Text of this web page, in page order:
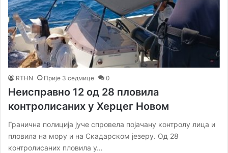
RTHN Прије 3 седмице 0
Неисправно 12 од 28 пловила
контролисаних у Херцег Новом
Гранична полиција јуче спровела појачану контролу лица и
пловила на мору и на Скадарском језеру. Од 28
контролисаних пловила у…